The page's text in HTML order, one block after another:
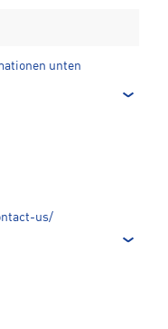
unten
us/